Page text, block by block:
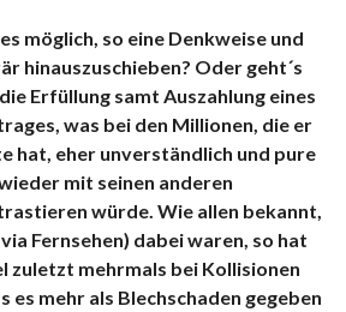
möglich, so eine Denkweise und
hinauszuschieben? Oder geht´s
Erfüllung samt Auszahlung eines
was bei den Millionen, die er
hat, eher unverständlich und pure
mit seinen anderen
würde. Wie allen bekannt,
Fernsehen) dabei waren, so hat
zuletzt mehrmals bei Kollisionen
es mehr als Blechschaden gegeben